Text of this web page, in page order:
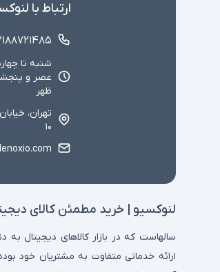
ارتباط با
ظهر
تهران،
۱۰
لنوکسیو | خرید مطمئن کالای
سالهاست که در بازار کالاهای دیجیتال به
ارائه خدماتی متفاوت به مشتریان خود